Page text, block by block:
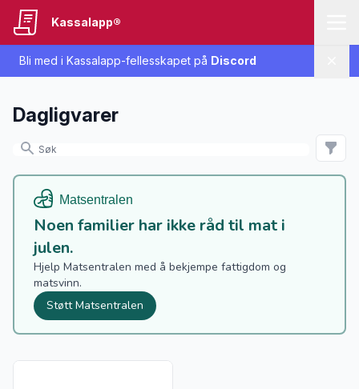
Bli med i Kassalapp-fellesskapet på Discord
Kassalapp®
Dagligvarer
Noen familier har ikke råd til mat i
julen.
Hjelp Matsentralen med å bekjempe fattigdom og
matsvinn.
Støtt Matsentralen